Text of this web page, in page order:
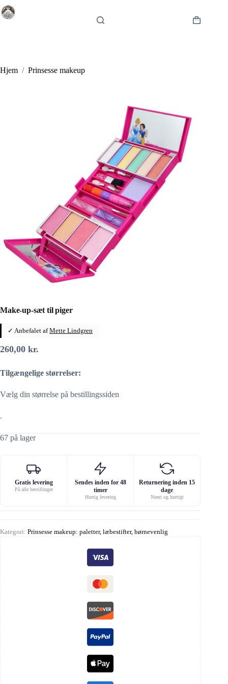
Fortsæt
til
indhold
Hjem / Prinsesse makeup
Make-up-sæt til piger
✓ Anbefalet afMette Lindgren
260,00 kr.
Tilgængelige størrelser:
Vælg din størrelse på bestillingssiden
.
67 på lager
Gratis levering
På alle bestillinger
Sendes inden for 48
timer
Hurtig levering
Returnering inden 15
dage
Nemt og hurtigt
Kategori: Prinsesse makeup: paletter, læbestifter, børnevenlig